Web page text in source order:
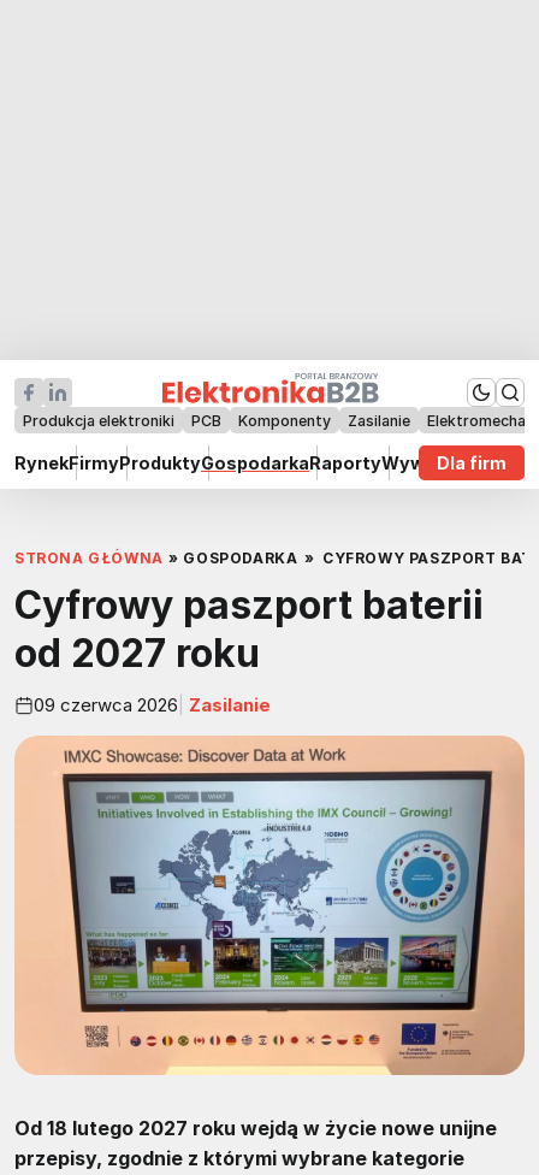
Produkcja elektroniki PCB Komponenty Zasilanie
RynekFirmyProduktyGospodarkaRaportyWywiadyDla firm
STRONA GŁÓWNA » GOSPODARKA » CYFROWY PASZPORT
Cyfrowy paszport baterii
od 2027 roku
09 czerwca 2026 Zasilanie
Od 18 lutego 2027 roku wejdą w życie nowe unijne
przepisy, zgodnie z którymi wybrane kategorie